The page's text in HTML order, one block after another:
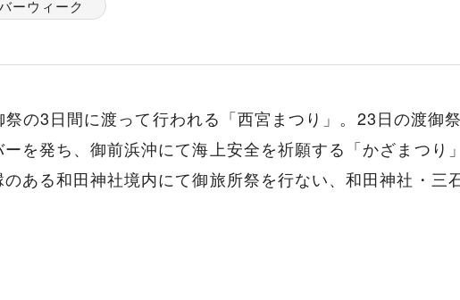
ーウィーク
の3日間に渡って行われる「西宮まつり」。23日の渡御
を発ち、御前浜沖にて海上安全を祈願する「かざまつり
ある和田神社境内にて御旅所祭を行ない、和田神社・三